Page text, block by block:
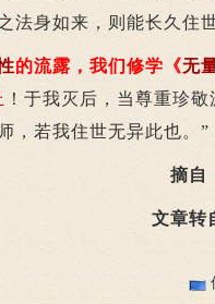
法身如来，则能长久住世
的流露，我们修学《无
！于我灭后，当尊重珍
，若我住世无异此也。”
摘自
文章转